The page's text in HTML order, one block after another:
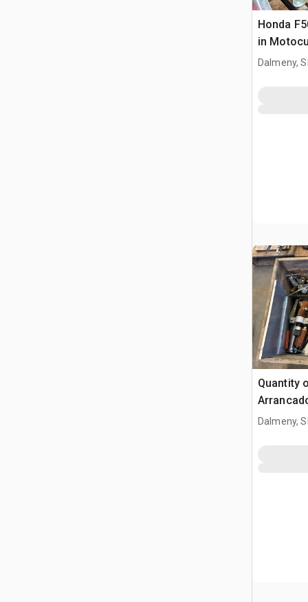
Honda
in
Dalmeny,
Quantity
Dalmeny,